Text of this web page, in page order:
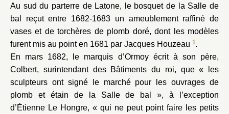
Au sud du parterre de Latone, le bosquet de la Salle de
bal reçut entre 1682-1683 un ameublement raffiné de
vases et de torchères de plomb doré, dont les modèles
furent mis au point en 1681 par Jacques Houzeau 1.
En mars 1682, le marquis d’Ormoy écrit à son père,
Colbert, surintendant des Bâtiments du roi, que « les
sculpteurs ont signé le marché pour les ouvrages de
plomb et étain de la Salle de bal », à l’exception
d’Étienne Le Hongre, « qui ne peut point faire les petits